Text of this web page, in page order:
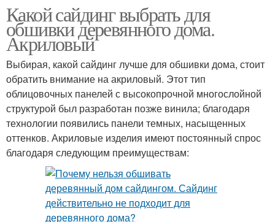
Какой сайдинг выбрать для
обшивки деревянного дома.
Акриловый
Выбирая, какой сайдинг лучше для обшивки дома, стоит
обратить внимание на акриловый. Этот тип
облицовочных панелей с высокопрочной многослойной
структурой был разработан позже винила; благодаря
технологии появились панели темных, насыщенных
оттенков. Акриловые изделия имеют постоянный спрос
благодаря следующим преимуществам: